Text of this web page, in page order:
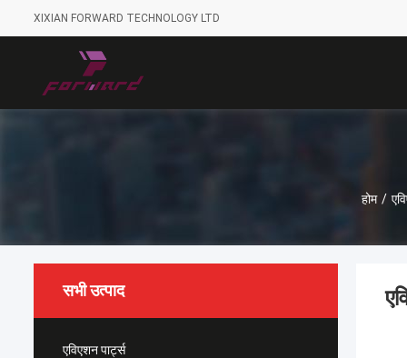
XIXIAN FORWARD TECHNOLOGY LTD
होम /
सभी उत्पाद
एविएशन पार्ट्स